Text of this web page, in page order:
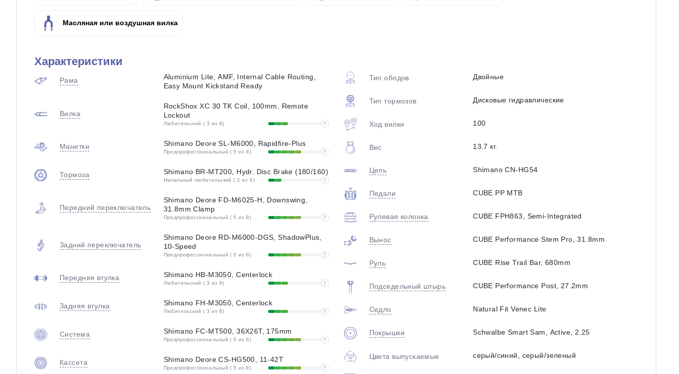
Масляная или воздушная вилка
Характеристики
Рама
Aluminium Lite, AMF, Internal Cable Routing,
Easy Mount Kickstand Ready
Вилка
RockShox XC 30 TK Coil, 100mm, Remote
Lockout
Любительский ( 3 из 8) ?
Манетки Shimano Deore SL-M6000, Rapidfire-Plus
Предпрофессиональный ( 5 из 8) ?
Тормоза Shimano BR-MT200, Hydr. Disc Brake (180/160)
Начальный любительский ( 2 из 8) ?
Передний переключатель
Shimano Deore FD-M6025-H, Downswing,
31.8mm Clamp
Предпрофессиональный ( 5 из 8) ?
Задний переключатель
Shimano Deore RD-M6000-DGS, ShadowPlus,
10-Speed
Предпрофессиональный ( 5 из 8) ?
Передняя втулка Shimano HB-M3050, Centerlock
Любительский ( 3 из 8) ?
Задняя втулка Shimano FH-M3050, Centerlock
Любительский ( 3 из 8) ?
Система Shimano FC-MT500, 36X26T, 175mm
Предпрофессиональный ( 5 из 8) ?
Кассета Shimano Deore CS-HG500, 11-42T
Предпрофессиональный ( 5 из 8) ?
Тип ободов Двойные
Тип тормозов Дисковые гидравлические
Ход вилки 100
Вес 13.7 кг.
Цепь Shimano CN-HG54
Педали CUBE PP MTB
Рулевая колонка CUBE FPH863, Semi-Integrated
Вынос CUBE Performance Stem Pro, 31.8mm
Руль CUBE Rise Trail Bar, 680mm
Подседельный штырь CUBE Performance Post, 27.2mm
Седло Natural Fit Venec Lite
Покрышки Schwalbe Smart Sam, Active, 2.25
Цвета выпускаемые серый/синий, серый/зеленый
раз в 2 недели